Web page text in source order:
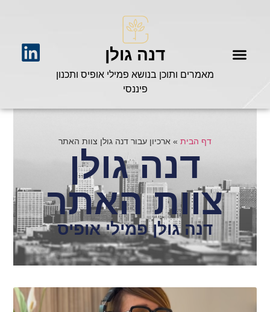
דנה גולן
מאמרים ותוכן בנושא פמילי אופיס ותכנון
פיננסי
דף הבית » ארכיון עבור דנה גולן צוות האתר
דנה גולן
צוות האתר
דנה גולן פמילי אופיס